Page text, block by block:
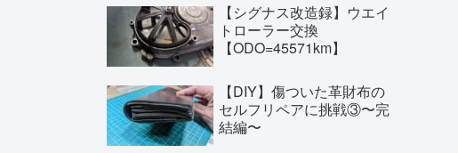
【シグナス改造録】ウエイ
トローラー交換
【ODO=45571km】
【DIY】傷ついた革財布の
セルフリペアに挑戦③〜完
結編〜